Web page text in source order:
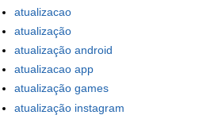
atualizacao
atualização
atualização android
atualizacao app
atualização games
atualização instagram